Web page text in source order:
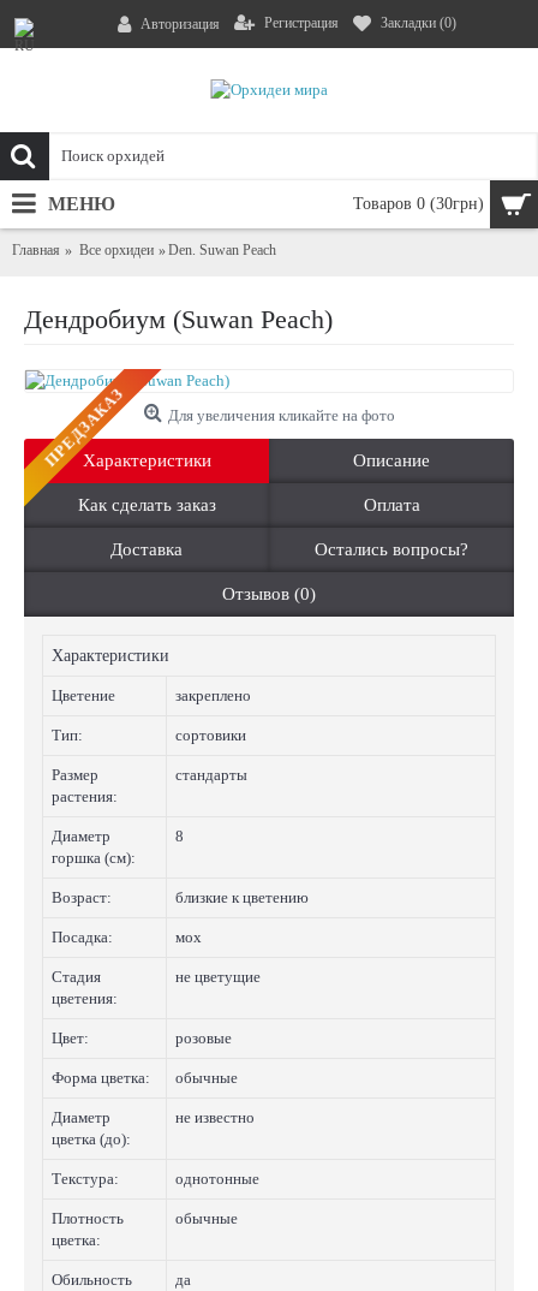
Авторизация Регистрация Закладки (0)
Товаров 0 (30грн)
МЕНЮ
Главная Все орхидеи Den. Suwan Peach
Дендробиум (Suwan Peach)
ПРЕДЗАКАЗ Для увеличения кликайте на фото
Характеристики Описание
Как сделать заказ Оплата
Доставка Остались вопросы?
Отзывов (0)
Характеристики
Цветение закреплено
Тип: сортовики
Размер
растения:
стандарты
Диаметр
горшка (см):
8
Возраст: близкие к цветению
Посадка: мох
Стадия
цветения:
не цветущие
Цвет: розовые
Форма цветка: обычные
Диаметр
цветка (до):
не известно
Текстура: однотонные
Плотность
цветка:
обычные
Обильность
да